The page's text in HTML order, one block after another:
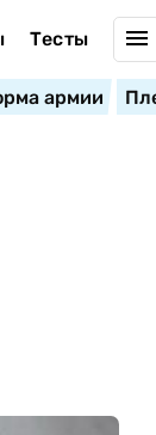
Тесты
армии